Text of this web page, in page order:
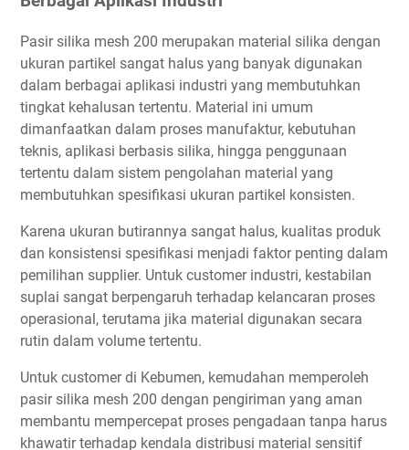
Pasir silika mesh 200 merupakan material silika dengan
ukuran partikel sangat halus yang banyak digunakan
dalam berbagai aplikasi industri yang membutuhkan
tingkat kehalusan tertentu. Material ini umum
dimanfaatkan dalam proses manufaktur, kebutuhan
teknis, aplikasi berbasis silika, hingga penggunaan
tertentu dalam sistem pengolahan material yang
membutuhkan spesifikasi ukuran partikel konsisten.
Karena ukuran butirannya sangat halus, kualitas produk
dan konsistensi spesifikasi menjadi faktor penting dalam
pemilihan supplier. Untuk customer industri, kestabilan
suplai sangat berpengaruh terhadap kelancaran proses
operasional, terutama jika material digunakan secara
rutin dalam volume tertentu.
Untuk customer di Kebumen, kemudahan memperoleh
pasir silika mesh 200 dengan pengiriman yang aman
membantu mempercepat proses pengadaan tanpa harus
khawatir terhadap kendala distribusi material sensitif